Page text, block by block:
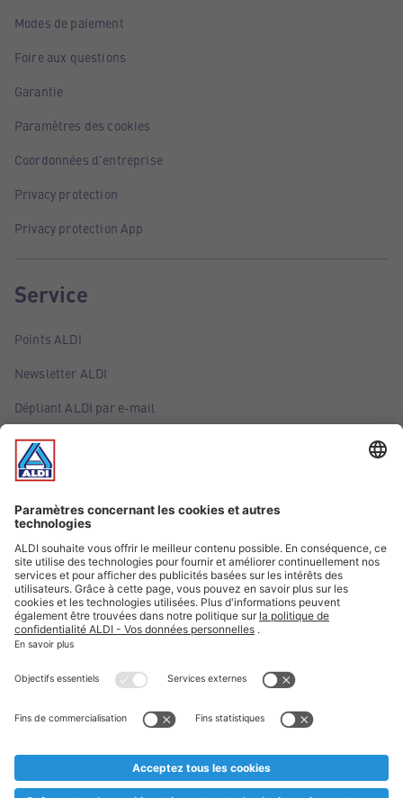
Modes de paiement
Foire aux questions
Garantie
Paramètres des cookies
Coordonnées d'entreprise
Privacy protection
Privacy protection App
Service
Points ALDI
Newsletter ALDI
Dépliant ALDI par e-mail
Offres
Infos essentielles
Suivez ALDI Belgique
Textes marqués d'un astérisque et mentions légales
* Nous vendons ces articles temporairement et jusqu'à
au cas où, malgré le planning bien étudié, nous serions
prématurément en rupture de stock. Prix Recupel et TVA incl.
** Sur ce site, l’utilisation de la forme masculine a été adoptée